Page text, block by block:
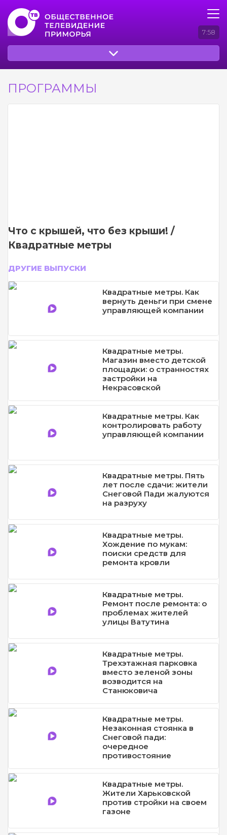
7:58
ПРОГРАММЫ
Что с крышей, что без крыши! /
Квадратные метры
ДРУГИЕ ВЫПУСКИ
Квадратные метры. Как
вернуть деньги при смене
управляющей компании
Квадратные метры.
Магазин вместо детской
площадки: о странностях
застройки на
Некрасовской
Квадратные метры. Как
контролировать работу
управляющей компании
Квадратные метры. Пять
лет после сдачи: жители
Снеговой Пади жалуются
на разруху
Квадратные метры.
Хождение по мукам:
поиски средств для
ремонта кровли
Квадратные метры.
Ремонт после ремонта: о
проблемах жителей
улицы Ватутина
Квадратные метры.
Трехэтажная парковка
вместо зеленой зоны
возводится на
Станюковича
Квадратные метры.
Незаконная стоянка в
Снеговой пади:
очередное
противостояние
Квадратные метры.
Жители Харьковской
против стройки на своем
газоне